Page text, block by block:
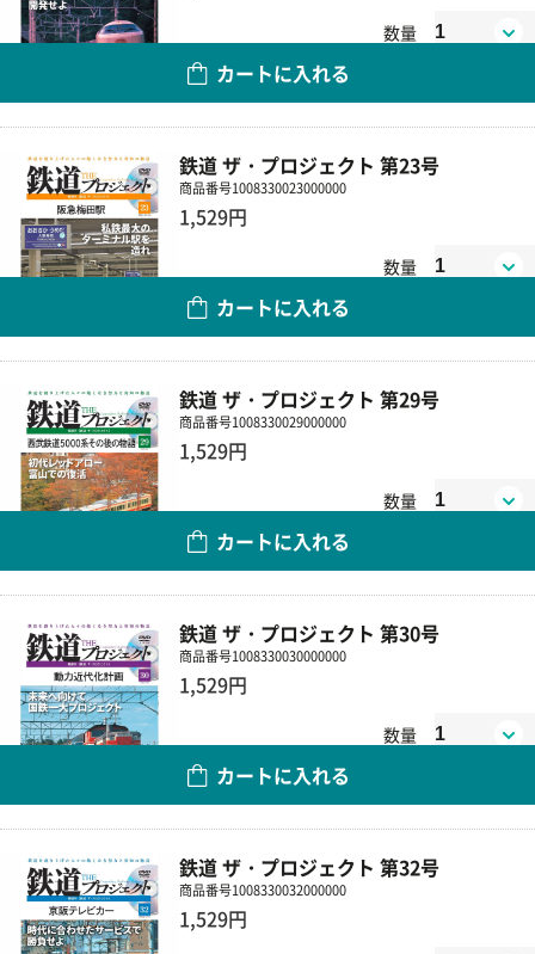
数量
カートに入れる
鉄道 ザ・プロジェクト 第23号
商品番号1008330023000000
1,529円
数量
カートに入れる
鉄道 ザ・プロジェクト 第29号
商品番号1008330029000000
1,529円
数量
カートに入れる
鉄道 ザ・プロジェクト 第30号
商品番号1008330030000000
1,529円
数量
カートに入れる
鉄道 ザ・プロジェクト 第32号
商品番号1008330032000000
1,529円